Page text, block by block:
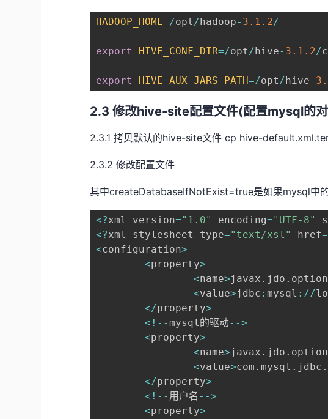
HADOOP_HOME=/opt/hadoop- 3.1 .2/
export HIVE_CONF_DIR=/opt/hive- 3.1 .2/
export HIVE_AUX_JARS_PATH=/opt/hive-
2.3 修改hive-site配置文件(配置mysql的
2.3.1 拷贝默认的hive-site文件 cp hive-
2.3.2 修改配置文件
其中createDatabaseIfNotExist=true是如果mysql中
<?xml version="1.0" encoding="UTF-8"
<?xml - stylesheet type="text/xsl" href=
<configuration>
<property>
<name>javax . jdo . option
<value>jdbc : mysql : //
</property>
< ! -- mysql的驱动-->
<property>
<name>javax . jdo . option
<value>com . mysql . jdbc .
</property>
< ! -- 用户名 -->
<property>